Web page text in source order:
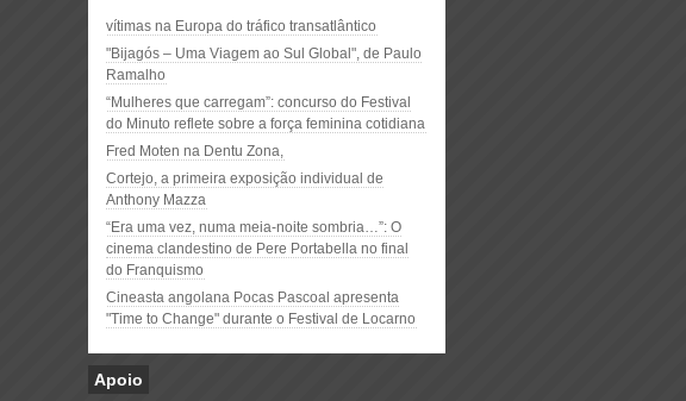
vítimas na Europa do tráfico transatlântico
"Bijagós – Uma Viagem ao Sul Global", de Paulo
Ramalho
“Mulheres que carregam”: concurso do Festival
do Minuto reflete sobre a força feminina cotidiana
Fred Moten na Dentu Zona,
Cortejo, a primeira exposição individual de
Anthony Mazza
“Era uma vez, numa meia-noite sombria…”: O
cinema clandestino de Pere Portabella no final
do Franquismo
Cineasta angolana Pocas Pascoal apresenta
"Time to Change" durante o Festival de Locarno
Apoio